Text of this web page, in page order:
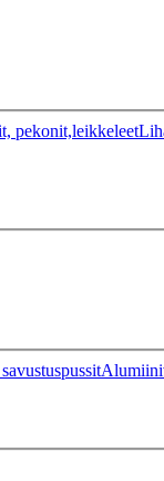
pekonit,leikkeleet